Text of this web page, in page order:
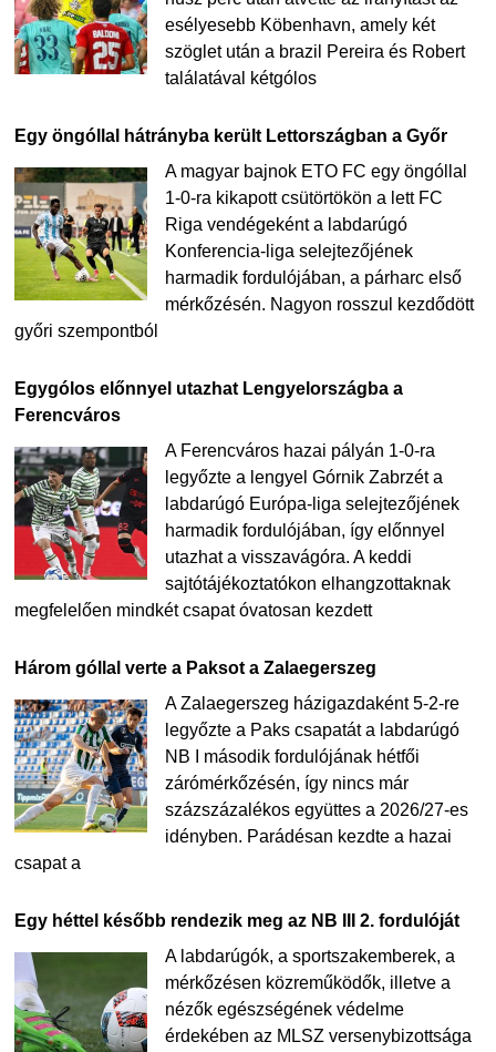
esélyesebb Köbenhavn, amely két
szöglet után a brazil Pereira és Robert
találatával kétgólos
Egy öngóllal hátrányba került Lettországban a Győr
A magyar bajnok ETO FC egy öngóllal
1-0-ra kikapott csütörtökön a lett FC
Riga vendégeként a labdarúgó
Konferencia-liga selejtezőjének
harmadik fordulójában, a párharc első
mérkőzésén. Nagyon rosszul kezdődött
győri szempontból
Egygólos előnnyel utazhat Lengyelországba a
Ferencváros
A Ferencváros hazai pályán 1-0-ra
legyőzte a lengyel Górnik Zabrzét a
labdarúgó Európa-liga selejtezőjének
harmadik fordulójában, így előnnyel
utazhat a visszavágóra. A keddi
sajtótájékoztatókon elhangzottaknak
megfelelően mindkét csapat óvatosan kezdett
Három góllal verte a Paksot a Zalaegerszeg
A Zalaegerszeg házigazdaként 5-2-re
legyőzte a Paks csapatát a labdarúgó
NB I második fordulójának hétfői
zárómérkőzésén, így nincs már
százszázalékos együttes a 2026/27-es
idényben. Parádésan kezdte a hazai
csapat a
Egy héttel később rendezik meg az NB III 2. fordulóját
A labdarúgók, a sportszakemberek, a
mérkőzésen közreműködők, illetve a
nézők egészségének védelme
érdekében az MLSZ versenybizottsága